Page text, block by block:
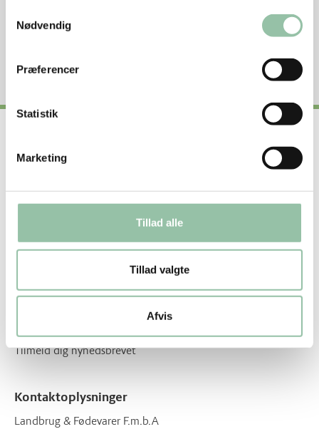
Nødvendig
Præferencer
Statistik
Marketing
Tillad alle
Tillad valgte
Afvis
Om vores opskrifter
Få inspiration og lækre opskrifter direkte i din
nyhedsbrev med spændende opskrifter, der vil inspirerer dig
og din madlavning, om du laver mad til dig selv eller til
mange.
Tilmeld dig nyhedsbrevet
Kontaktoplysninger
Landbrug & Fødevarer F.m.b.A